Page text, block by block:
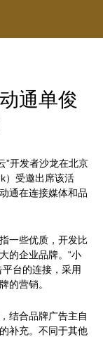
通单俊
”开发者沙龙在北京
）受邀出席该活
通在连接媒体和品
一些优质，开发比
的企业品牌。“小
台的连接，采用
的营销。
结合品牌广告主自
补充。不同于其他